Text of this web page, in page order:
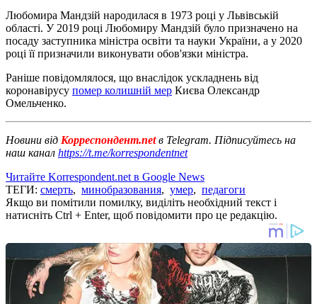
Любомира Мандзій народилася в 1973 році у Львівській
області. У 2019 році Любомиру Мандзій було призначено на
посаду заступника міністра освіти та науки України, а у 2020
році її призначили виконувати обов'язки міністра.
Раніше повідомлялося, що внаслідок ускладнень від
коронавірусу помер колишній мер Києва Олександр
Омельченко.
Новини від Корреспондент.netв Telegram. Підписуйтесь на
наш канал https://t.me/korrespondentnet
Читайте Korrespondent.net в Google News
ТЕГИ: смерть, минобразования, умер, педагоги
Якщо ви помітили помилку, виділіть необхідний текст і
натисніть Ctrl + Enter, щоб повідомити про це редакцію.